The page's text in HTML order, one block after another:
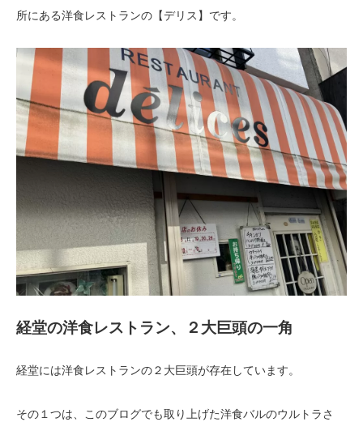
所にある洋食レストランの【デリス】です。
経堂の洋食レストラン、２大巨頭の一角
経堂には洋食レストランの２大巨頭が存在しています。
その１つは、このブログでも取り上げた洋食バルのウルトラさ